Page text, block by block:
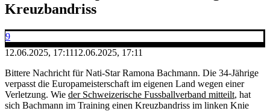
Kreuzbandriss
9
12.06.2025, 17:1112.06.2025, 17:11
Bittere Nachricht für Nati-Star Ramona Bachmann. Die 34-Jährige
verpasst die Europameisterschaft im eigenen Land wegen einer
Verletzung. Wie der Schweizerische Fussballverband mitteilt, hat
sich Bachmann im Training einen Kreuzbandriss im linken Knie